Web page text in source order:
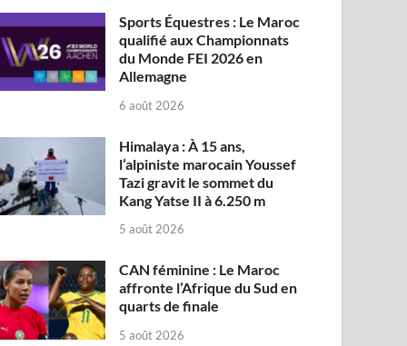
Sports Équestres : Le Maroc
qualifié aux Championnats
du Monde FEI 2026 en
Allemagne
6 août 2026
Himalaya : À 15 ans,
l’alpiniste marocain Youssef
Tazi gravit le sommet du
Kang Yatse II à 6.250 m
5 août 2026
CAN féminine : Le Maroc
affronte l’Afrique du Sud en
quarts de finale
5 août 2026